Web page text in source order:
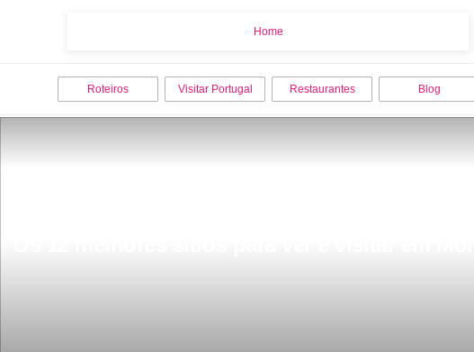
Home
Roteiros Visitar Portugal Restaurantes Blog